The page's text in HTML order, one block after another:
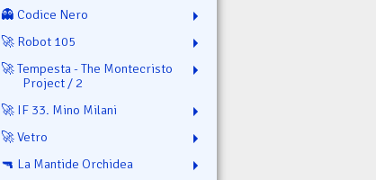
👻 Codice Nero
🚀 Robot 105
🚀 Tempesta - The Montecristo
Project / 2
🚀 IF 33. Mino Milani
🚀 Vetro
🔫 La Mantide Orchidea